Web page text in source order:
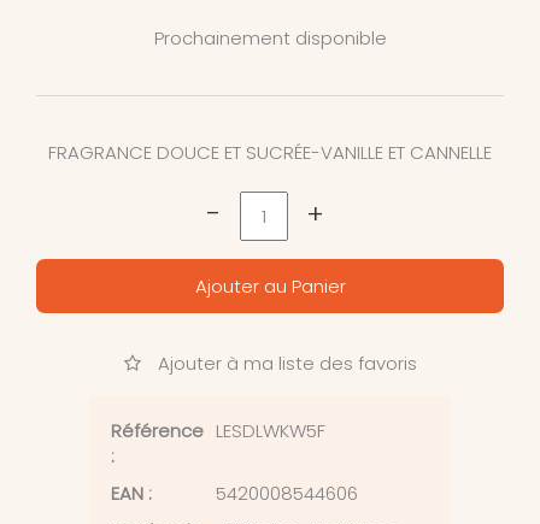
Prochainement disponible
FRAGRANCE DOUCE ET SUCRÉE-VANILLE ET CANNELLE
- +
Ajouter au Panier
Ajouter à ma liste des favoris
Référence
:
LESDLWKW5F
EAN :
5420008544606